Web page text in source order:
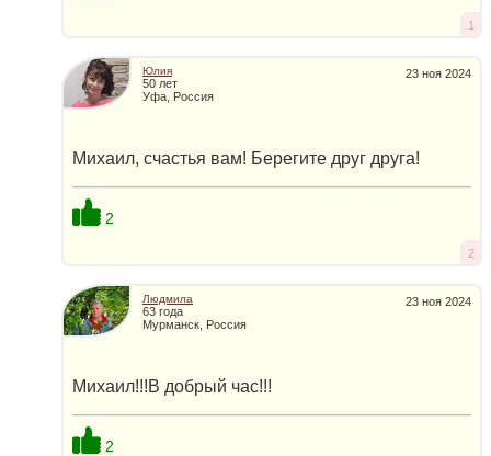
1
23 ноя 2024
Юлия
50 лет
Уфа, Россия
Михаил, счастья вам! Берегите друг друга!
2
2
23 ноя 2024
Людмила
63 года
Мурманск, Россия
Михаил!!!В добрый час!!!
2